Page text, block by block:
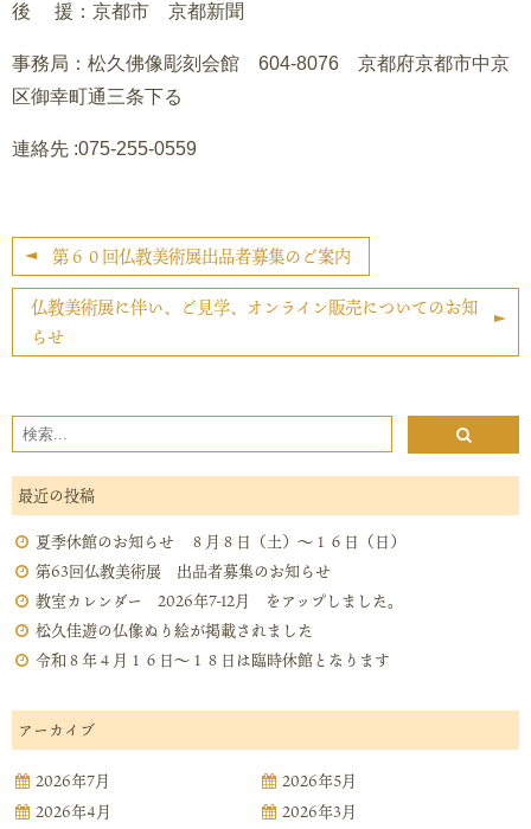
後 援：京都市 京都新聞
事務局：松久佛像彫刻会館 604-8076 京都府京都市中京
区御幸町通三条下る
連絡先 :075-255-0559
第６０回仏教美術展出品者募集のご案内
仏教美術展に伴い、ご見学、オンライン販売についてのお知
らせ
最近の投稿
夏季休館のお知らせ ８月８日（土）～１６日（日）
第63回仏教美術展 出品者募集のお知らせ
教室カレンダー 2026年7-12月 をアップしました。
松久佳遊の仏像ぬり絵が掲載されました
令和８年４月１６日～１８日は臨時休館となります
アーカイブ
2026年7月
2026年5月
2026年4月
2026年3月